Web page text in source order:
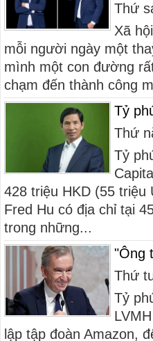
Thứ
Xã
mỗi người ngày một
mình một con đường
chạm đến thành công
Tỷ
Thứ
Tỷ
428 triệu HKD (55
Fred Hu có địa chỉ tại
trong những...
"Ông
Thứ
Tỷ
lập tập đoàn Amazon,